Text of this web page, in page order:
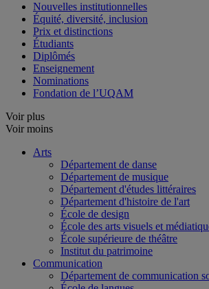
Nouvelles institutionnelles
Équité, diversité, inclusion
Prix et distinctions
Étudiants
Diplômés
Enseignement
Nominations
Fondation de l’UQAM
Voir plus
Voir moins
Arts
Département de danse
Département de musique
Département d'études littéraires
Département d'histoire de l'art
École de design
École des arts visuels et
École supérieure de théâtre
Institut du patrimoine
Communication
Département de communication